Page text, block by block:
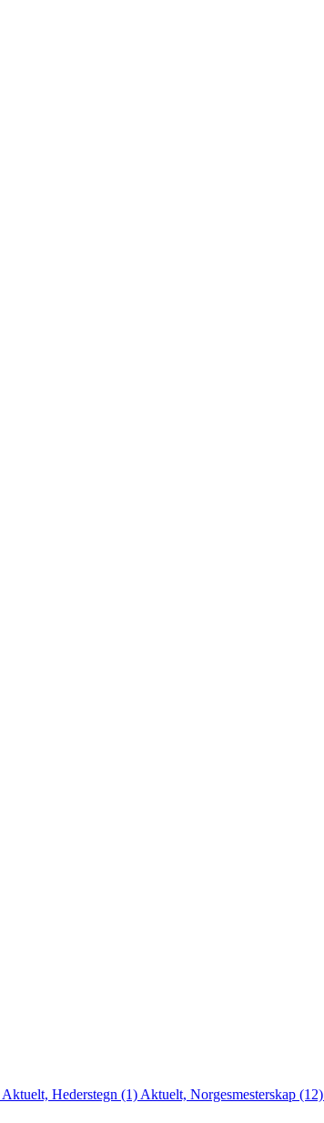
Aktuelt, Hederstegn (1) Aktuelt, Norgesmesterskap (12)